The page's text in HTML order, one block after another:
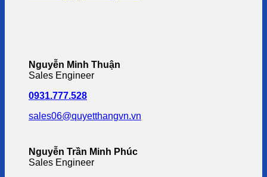
Nguyễn Minh Thuận
Sales Engineer
0931.777.528
sales06@quyetthangvn.vn
Nguyễn Trần Minh Phúc
Sales Engineer